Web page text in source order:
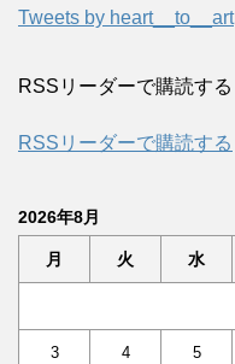
Tweets by heart__to__art
RSSリーダーで購読する
RSSリーダーで購読する
2026年8月
月 火 水
3 4 5